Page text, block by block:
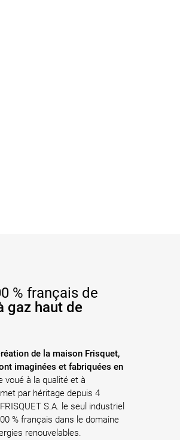
% français de
gaz haut de
de la maison Frisquet,
imaginées et fabriquées en
voué à la qualité et à
par héritage depuis 4
S.A. le seul industriel
% français dans le domaine
renouvelables.